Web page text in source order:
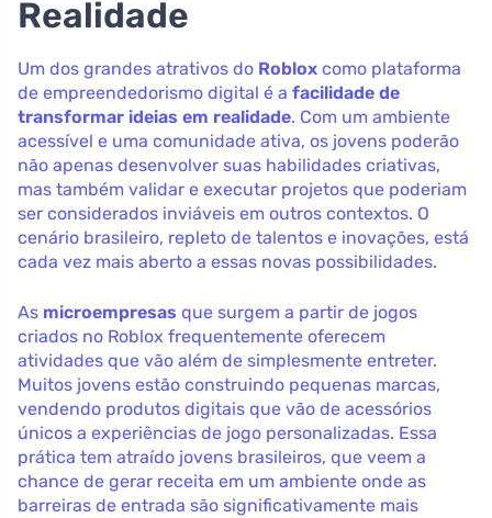
Realidade
Um dos grandes atrativos do Roblox como plataforma
de empreendedorismo digital é a facilidade de
transformar ideias em realidade. Com um ambiente
acessível e uma comunidade ativa, os jovens poderão
não apenas desenvolver suas habilidades criativas,
mas também validar e executar projetos que poderiam
ser considerados inviáveis em outros contextos. O
cenário brasileiro, repleto de talentos e inovações, está
cada vez mais aberto a essas novas possibilidades.
As microempresas que surgem a partir de jogos
criados no Roblox frequentemente oferecem
atividades que vão além de simplesmente entreter.
Muitos jovens estão construindo pequenas marcas,
vendendo produtos digitais que vão de acessórios
únicos a experiências de jogo personalizadas. Essa
prática tem atraído jovens brasileiros, que veem a
chance de gerar receita em um ambiente onde as
barreiras de entrada são significativamente mais